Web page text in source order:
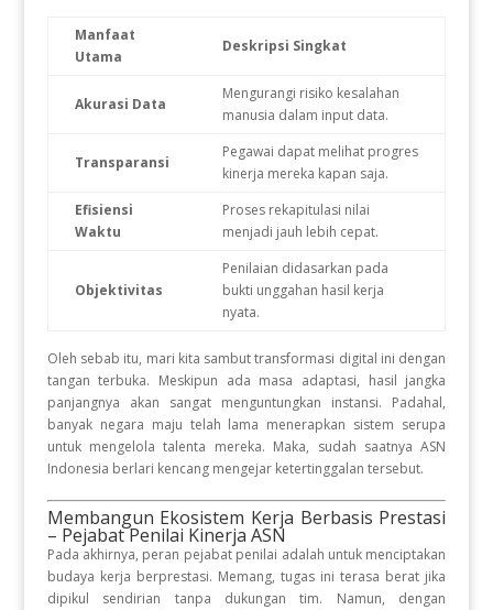
Manfaat
Utama
Deskripsi Singkat
Akurasi Data
Mengurangi risiko kesalahan
manusia dalam input data.
Transparansi
Pegawai dapat melihat progres
kinerja mereka kapan saja.
Efisiensi
Waktu
Proses rekapitulasi nilai
menjadi jauh lebih cepat.
Objektivitas
Penilaian didasarkan pada
bukti unggahan hasil kerja
nyata.
Oleh sebab itu, mari kita sambut transformasi digital ini dengan
tangan terbuka. Meskipun ada masa adaptasi, hasil jangka
panjangnya akan sangat menguntungkan instansi. Padahal,
banyak negara maju telah lama menerapkan sistem serupa
untuk mengelola talenta mereka. Maka, sudah saatnya ASN
Indonesia berlari kencang mengejar ketertinggalan tersebut.
Membangun Ekosistem Kerja Berbasis Prestasi
– Pejabat Penilai Kinerja ASN
Pada akhirnya, peran pejabat penilai adalah untuk menciptakan
budaya kerja berprestasi. Memang, tugas ini terasa berat jika
dipikul sendirian tanpa dukungan tim. Namun, dengan